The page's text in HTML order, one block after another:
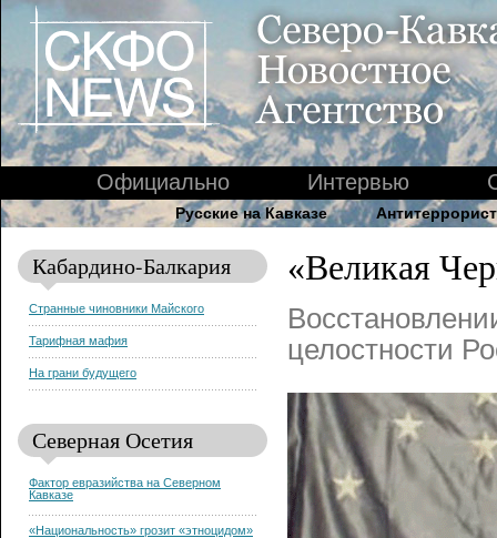
Официально Интервью
Русские на Кавказе
Кабардино-Балкария
Странные чиновники Майского
Тарифная мафия
На грани будущего
Северная Осетия
Фактор евразийства на Северном
Кавказе
«Национальность» грозит «этноцидом»
«Великая
целостности